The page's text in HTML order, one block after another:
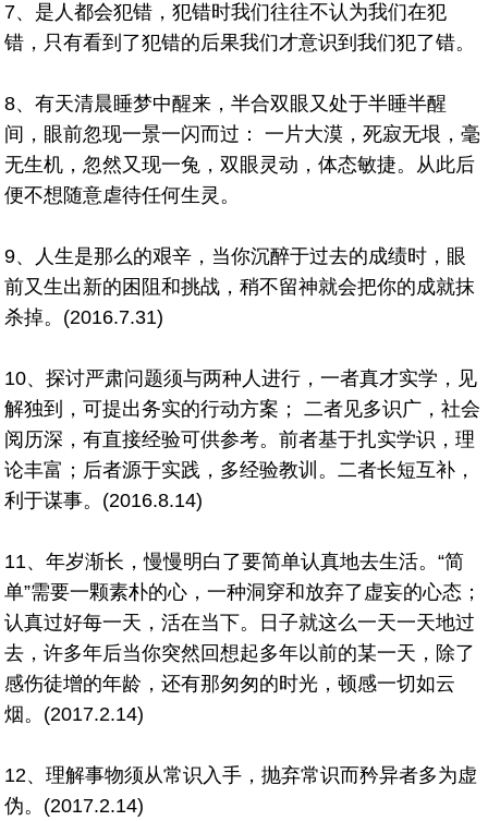
7、是人都会犯错，犯错时我们往往不认为我们在犯
错，只有看到了犯错的后果我们才意识到我们犯了错。
8、有天清晨睡梦中醒来，半合双眼又处于半睡半醒
间，眼前忽现一景一闪而过： 一片大漠，死寂无垠，毫
无生机，忽然又现一兔，双眼灵动，体态敏捷。从此后
便不想随意虐待任何生灵。
9、人生是那么的艰辛，当你沉醉于过去的成绩时，眼
前又生出新的困阻和挑战，稍不留神就会把你的成就抹
杀掉。(2016.7.31)
10、探讨严肃问题须与两种人进行，一者真才实学，见
解独到，可提出务实的行动方案； 二者见多识广，社会
阅历深，有直接经验可供参考。前者基于扎实学识，理
论丰富；后者源于实践，多经验教训。二者长短互补，
利于谋事。(2016.8.14)
11、年岁渐长，慢慢明白了要简单认真地去生活。“简
单”需要一颗素朴的心，一种洞穿和放弃了虚妄的心态；
认真过好每一天，活在当下。日子就这么一天一天地过
去，许多年后当你突然回想起多年以前的某一天，除了
感伤徒增的年龄，还有那匆匆的时光，顿感一切如云
烟。(2017.2.14)
12、理解事物须从常识入手，抛弃常识而矜异者多为虚
伪。(2017.2.14)